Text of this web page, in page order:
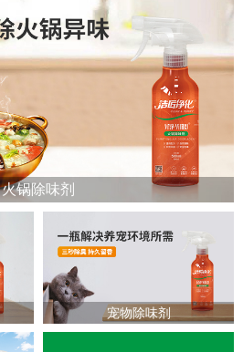
火锅除味剂
宠物除味剂